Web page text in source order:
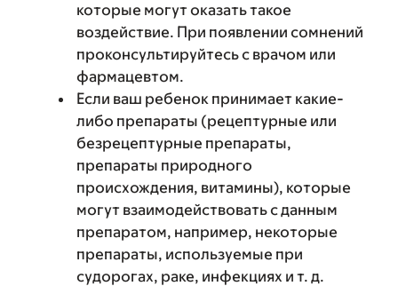
которые могут оказать такое
воздействие. При появлении сомнений
проконсультируйтесь с врачом или
фармацевтом.
Если ваш ребенок принимает какие-
либо препараты (рецептурные или
безрецептурные препараты,
препараты природного
происхождения, витамины), которые
могут взаимодействовать с данным
препаратом, например, некоторые
препараты, используемые при
судорогах, раке, инфекциях и т. д.